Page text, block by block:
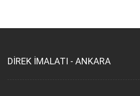
DİREK İMALATI - ANKARA